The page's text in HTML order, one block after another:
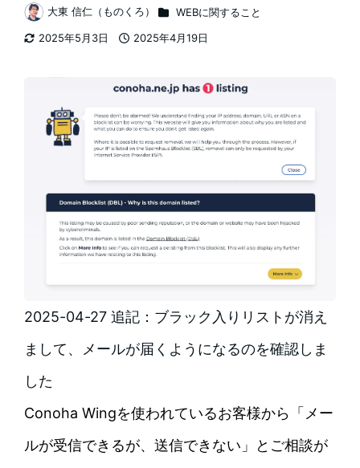
2025年5月3日
2025年4月19日
著
者
大東 信仁（ものくろ） カテゴリー
WEBに関すること
2025-04-27 追記：ブラック入りリストが消え
まして、メールが届くようになるのを確認しま
した
Conoha Wingを使われているお客様から「メー
ルが受信できるが、送信できない」とご相談が